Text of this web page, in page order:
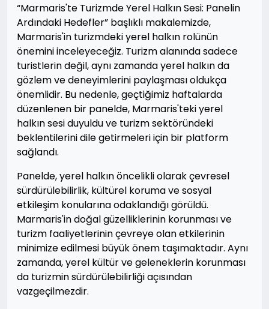
“Marmaris'te Turizmde Yerel Halkın Sesi: Panelin
Ardındaki Hedefler” başlıklı makalemizde,
Marmaris'in turizmdeki yerel halkın rolünün
önemini inceleyeceğiz. Turizm alanında sadece
turistlerin değil, aynı zamanda yerel halkın da
gözlem ve deneyimlerini paylaşması oldukça
önemlidir. Bu nedenle, geçtiğimiz haftalarda
düzenlenen bir panelde, Marmaris'teki yerel
halkın sesi duyuldu ve turizm sektöründeki
beklentilerini dile getirmeleri için bir platform
sağlandı.
Panelde, yerel halkın öncelikli olarak çevresel
sürdürülebilirlik, kültürel koruma ve sosyal
etkileşim konularına odaklandığı görüldü.
Marmaris'in doğal güzelliklerinin korunması ve
turizm faaliyetlerinin çevreye olan etkilerinin
minimize edilmesi büyük önem taşımaktadır. Aynı
zamanda, yerel kültür ve geleneklerin korunması
da turizmin sürdürülebilirliği açısından
vazgeçilmezdir.